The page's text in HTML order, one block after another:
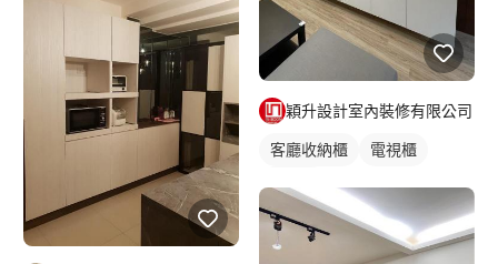
穎升設計室內裝修有限公司
客廳收納櫃
電視櫃